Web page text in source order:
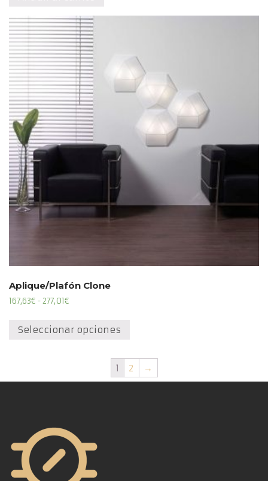
Aplique/Plafón Clone
167,63€ -277,01€Rango
precios:
desde
Seleccionar opciones
múltiples
variantes.
Las
1 2 →